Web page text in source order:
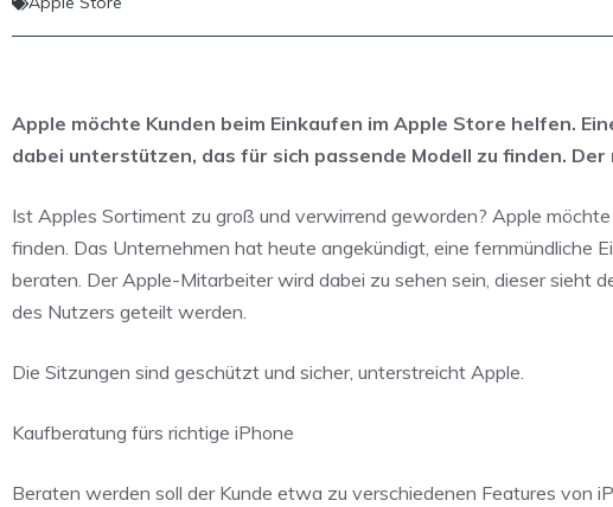
Apple möchte Kunden beim Einkaufen im Apple Store helfen.
dabei unterstützen, das für sich passende Modell zu finden.
Ist Apples Sortiment zu groß und verwirrend geworden? Apple
finden. Das Unternehmen hat heute angekündigt, eine fernmündliche
beraten. Der Apple-Mitarbeiter wird dabei zu sehen sein, dieser sieht
des Nutzers geteilt werden.
Die Sitzungen sind geschützt und sicher, unterstreicht Apple.
Kaufberatung fürs richtige iPhone
Beraten werden soll der Kunde etwa zu verschiedenen Features von